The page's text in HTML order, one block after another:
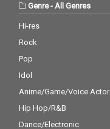
Genre- All Genres
Hi-res
Rock
Pop
Idol
Anime/Game/Voice Actor
Hip Hop/R&B
Dance/Electronic